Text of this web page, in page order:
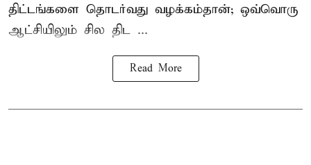
திட்டங்களை தொடர்வது வழக்கம்தான்; ஒவ்வொரு
ஆட்சியிலும் சில திட ...
Read More